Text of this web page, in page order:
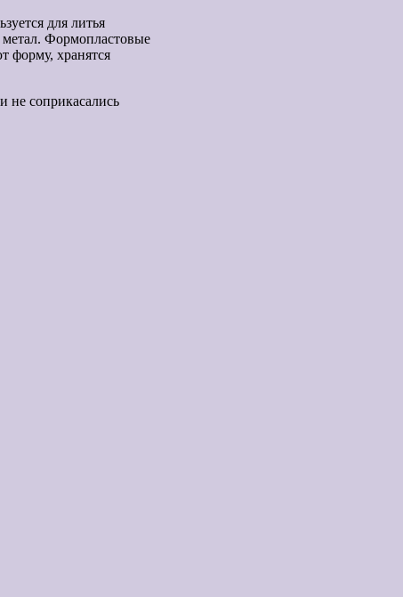
для литья
Формопластовые
форму, хранятся
не соприкасались